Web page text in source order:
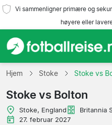
Vi sammenligner primære og
høyere eller
Hjem
Lag
Ligaer
Hjem Stoke Stoke vs
Stoke vs Bolton
Stoke, England Britannia
27. februar 2027